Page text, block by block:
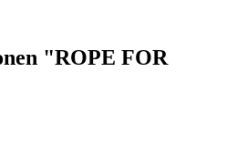
"ROPE FOR